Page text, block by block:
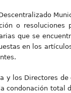
o resoluciones
que se
en los
y los Directores
condonación total